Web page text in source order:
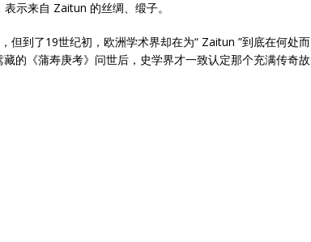
示来自 Zaitun 的丝绸、缎子。
但到了19世纪初，欧洲学术界却在为“ Zaitun ”到底在何处而
的《蒲寿庚考》问世后，史学界才一致认定那个充满传奇故